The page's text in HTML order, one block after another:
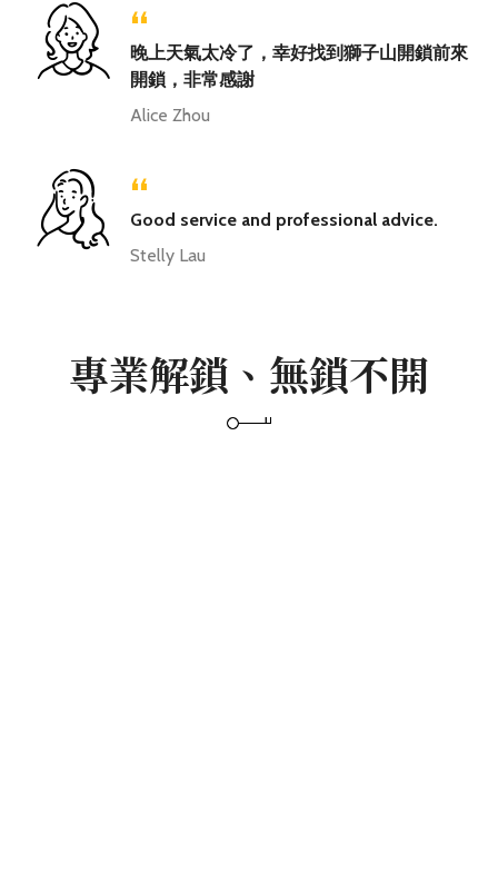
“
晚上天氣太冷了，幸好找到獅子山開鎖前來
開鎖，非常感謝
Alice Zhou
“
Good service and professional advice.
Stelly Lau
專業解鎖、無鎖不開